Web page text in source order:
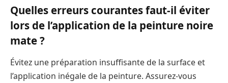
Quelles erreurs courantes faut-il éviter
lors de l’application de la peinture noire
mate ?
Évitez une préparation insuffisante de la surface et
l’application inégale de la peinture. Assurez-vous